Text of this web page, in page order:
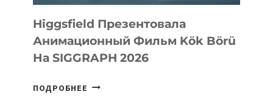
Higgsfield Презентовала
Анимационный Фильм Kök Börü
На SIGGRAPH 2026
ПОДРОБНЕЕ HIGGSFIELD